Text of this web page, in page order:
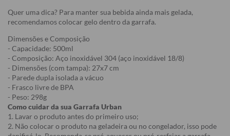
Quer uma dica? Para manter sua bebida ainda mais gelada,
recomendamos colocar gelo dentro da garrafa.
Dimensões e Composição
- Capacidade: 500ml
- Composição: Aço inoxidável 304 (aço inoxidável 18/8)
- Dimensões (com tampa): 27x7 cm
- Parede dupla isolada a vácuo
- Frasco livre de BPA
- Peso: 298g
Como cuidar da sua Garrafa Urban
1. Lavar o produto antes do primeiro uso;
2. Não colocar o produto na geladeira ou no congelador, isso pode